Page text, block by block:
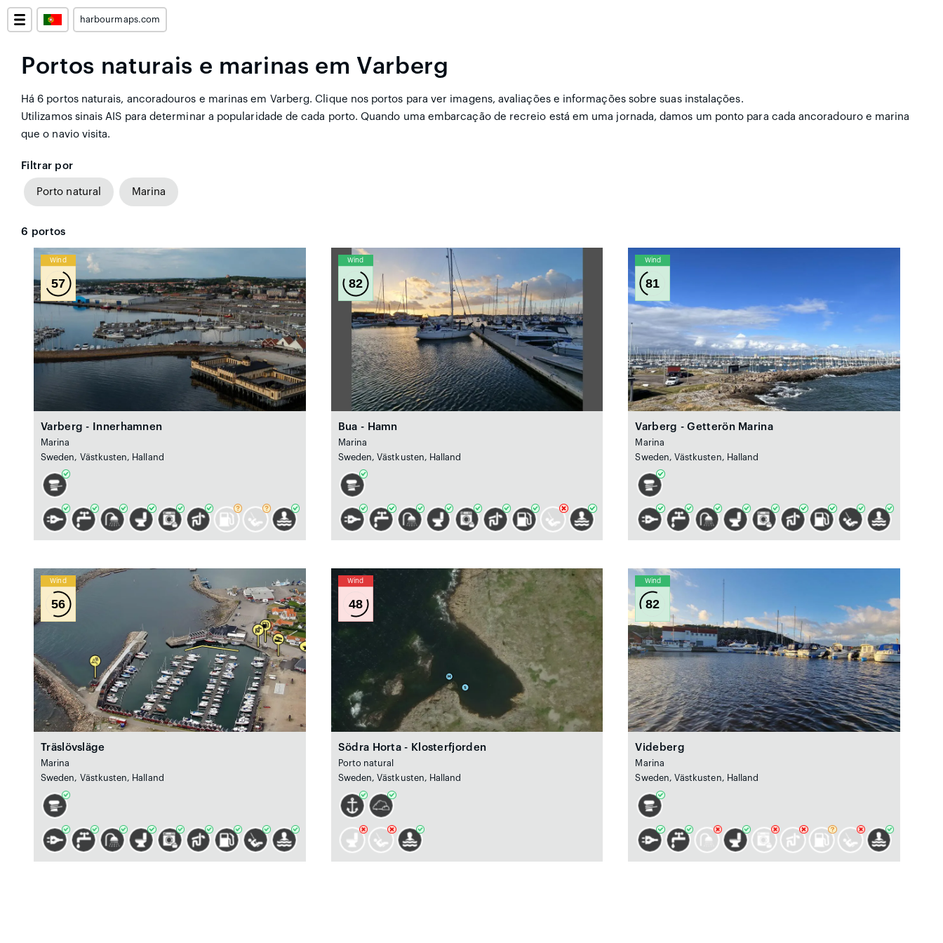
harbourmaps.com
Portos naturais e marinas em Varberg
Há 6 portos naturais, ancoradouros e marinas em Varberg. Clique nos portos para ver imagens, avaliações e informações sobre suas instalações.
Utilizamos sinais AIS para determinar a popularidade de cada porto. Quando uma embarcação de recreio está em uma jornada, damos um ponto para cada ancoradouro e marina
que o navio visita.
Filtrar por
Porto natural Marina
6 portos
Wind
57
Varberg - Innerhamnen
Marina
Sweden, Västkusten, Halland
Wind
82
Bua - Hamn
Marina
Sweden, Västkusten, Halland
Wind
81
Varberg - Getterön Marina
Marina
Sweden, Västkusten, Halland
Wind
56
Träslövsläge
Marina
Sweden, Västkusten, Halland
Wind
48
Södra Horta - Klosterfjorden
Porto natural
Sweden, Västkusten, Halland
Wind
82
Videberg
Marina
Sweden, Västkusten, Halland